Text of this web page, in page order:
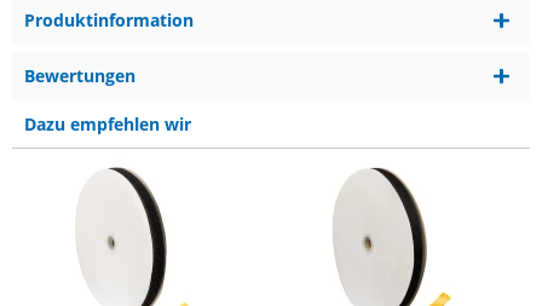
Produktinformation
Bewertungen
Dazu empfehlen wir